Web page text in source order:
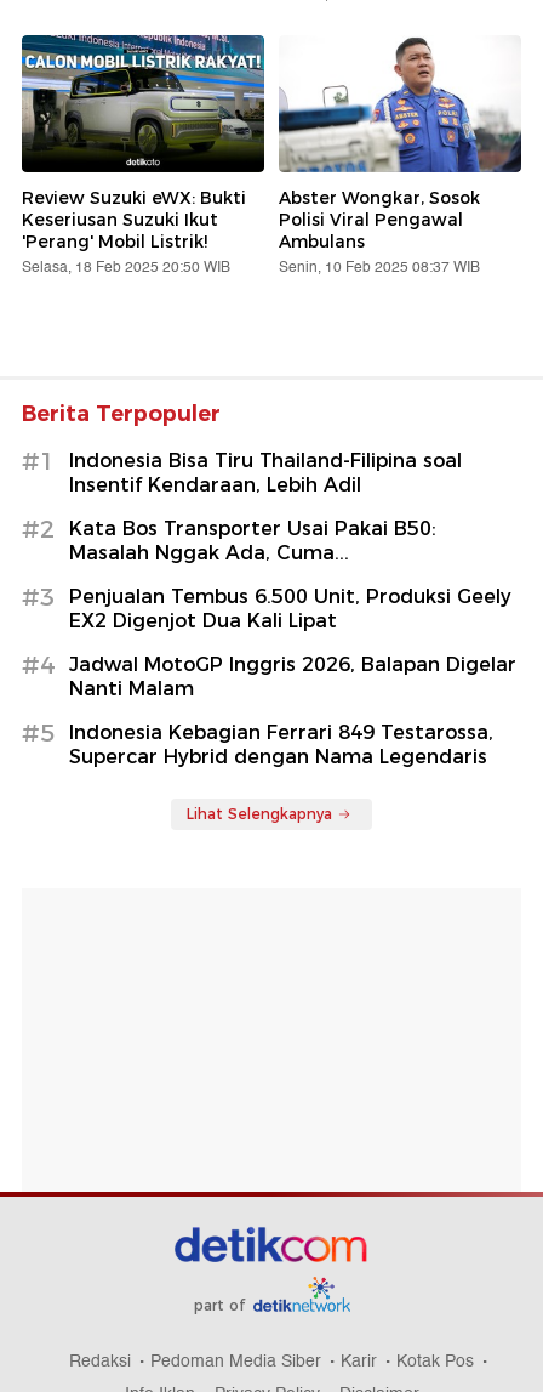
Review Suzuki eWX: Bukti
Keseriusan Suzuki Ikut
'Perang' Mobil Listrik!
Selasa, 18 Feb 2025 20:50 WIB
Abster Wongkar, Sosok
Polisi Viral Pengawal
Ambulans
Senin, 10 Feb 2025 08:37 WIB
Berita Terpopuler
#1
Indonesia Bisa Tiru Thailand-Filipina soal
Insentif Kendaraan, Lebih Adil
#2
Kata Bos Transporter Usai Pakai B50:
Masalah Nggak Ada, Cuma...
#3
Penjualan Tembus 6.500 Unit, Produksi Geely
EX2 Digenjot Dua Kali Lipat
#4
Jadwal MotoGP Inggris 2026, Balapan Digelar
Nanti Malam
#5
Indonesia Kebagian Ferrari 849 Testarossa,
Supercar Hybrid dengan Nama Legendaris
Lihat Selengkapnya
part of
Redaksi Pedoman Media Siber Karir
Kotak Pos